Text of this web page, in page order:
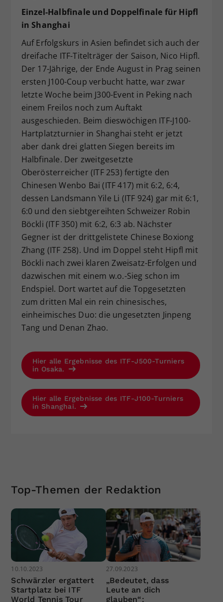
Einzel-Halbfinale und Doppelfinale für Hipfl
in Shanghai
Auf Erfolgskurs in Asien befindet sich auch der
dreifache ITF-Titelträger der Saison, Nico Hipfl.
Der 17-Jährige, der Ende August in Prag seinen
ersten J100-Coup verbucht hatte, war zwar
letzte Woche beim J300-Event in Peking nach
einem Freilos noch zum Auftakt
ausgeschieden. Beim dieswöchigen ITF-J100-
Hartplatzturnier in Shanghai steht er jetzt
aber dank drei glatten Siegen bereits im
Halbfinale. Der zweitgesetzte
Oberösterreicher (ITF 253) fertigte den
Chinesen Wenbo Bai (ITF 417) mit 6:2, 6:4,
dessen Landsmann Yile Li (ITF 924) gar mit 6:1,
6:0 und den siebtgereihten Schweizer Robin
Böckli (ITF 350) mit 6:2, 6:3 ab. Nächster
Gegner ist der drittgelistete Chinese Boxiong
Zhang (ITF 258). Und im Doppel steht Hipfl mit
Böckli nach zwei klaren Zweisatz-Erfolgen und
dazwischen mit einem w.o.-Sieg schon im
Endspiel. Dort wartet auf die Topgesetzten
zum dritten Mal ein rein chinesisches,
einheimisches Duo: die ungesetzten Jinpeng
Tang und Denan Zhao.
Hier alle Ergebnisse des ITF-J500-Turniers
in Osaka.
Hier alle Ergebnisse des ITF-J100-Turniers
in Shanghai.
Top-Themen der Redaktion
10.10.2023
Schwärzler ergattert
Startplatz bei ITF
World Tennis Tour
27.09.2023
„Bedeutet, dass
Leute an dich
glauben“: